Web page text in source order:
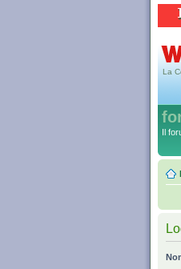
La
Il